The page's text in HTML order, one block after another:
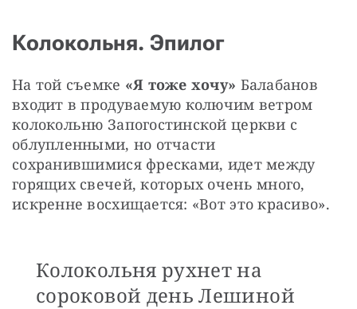
Колокольня. Эпилог
На той съемке «Я тоже хочу» Балабанов
входит в продуваемую колючим ветром
колокольню Запогостинской церкви с
облупленными, но отчасти
сохранившимися фресками, идет между
горящих свечей, которых очень много,
искренне восхищается: «Вот это красиво».
Колокольня рухнет на
сороковой день Лешиной